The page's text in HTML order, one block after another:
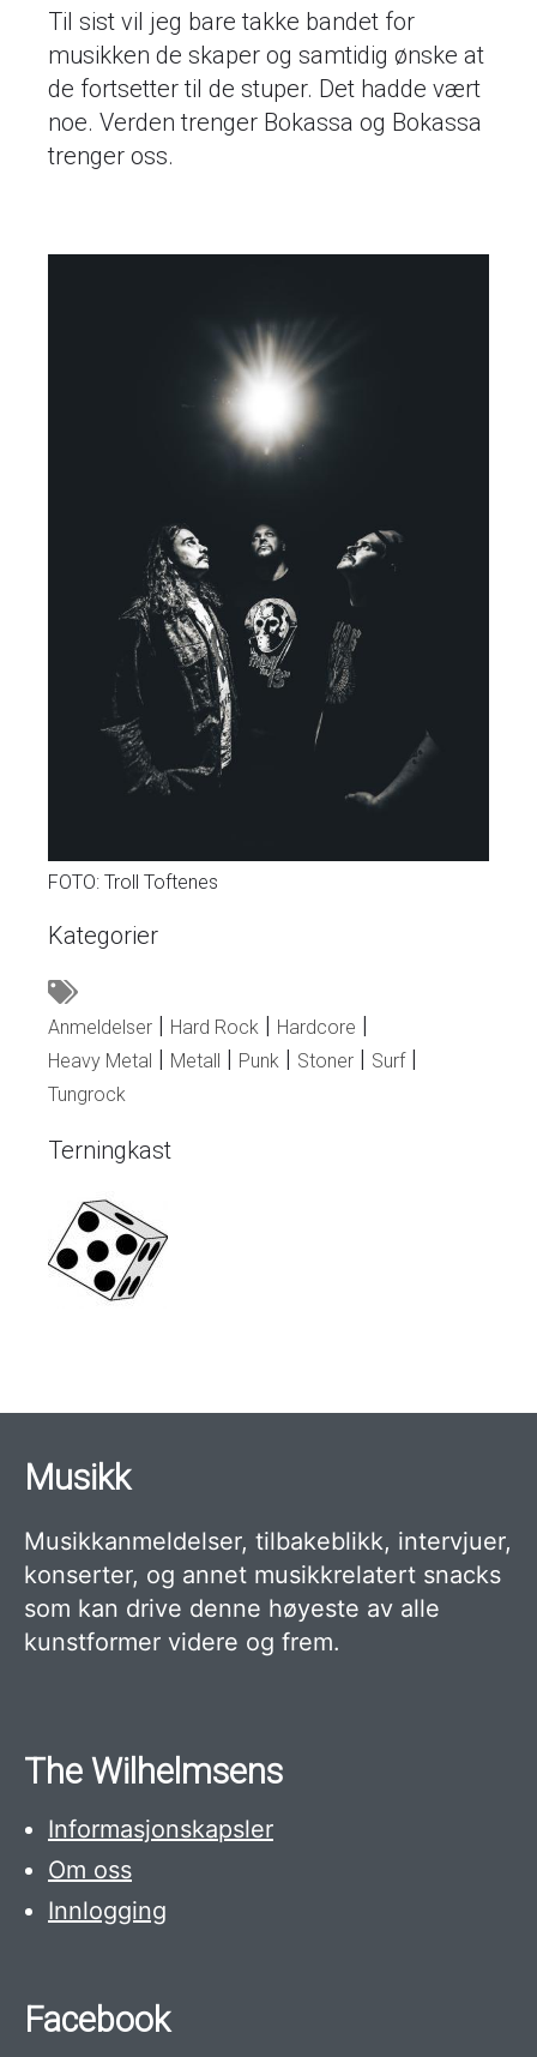
Til sist vil jeg bare takke bandet for
musikken de skaper og samtidig ønske at
de fortsetter til de stuper. Det hadde vært
noe. Verden trenger Bokassa og Bokassa
trenger oss.
FOTO: Troll Toftenes
Kategorier
Anmeldelser Hard Rock
Hardcore
Heavy Metal
Metall Punk Stoner
Surf
Tungrock
Terningkast
Musikk
Musikkanmeldelser, tilbakeblikk, intervjuer,
konserter, og annet musikkrelatert snacks
som kan drive denne høyeste av alle
kunstformer videre og frem.
The Wilhelmsens
Informasjonskapsler
Om oss
Innlogging
Facebook